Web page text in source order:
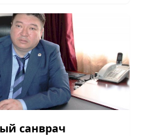
санврач